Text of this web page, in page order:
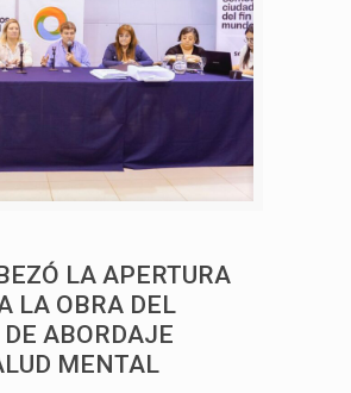
LA APERTURA
LA OBRA DEL
ABORDAJE
MENTAL